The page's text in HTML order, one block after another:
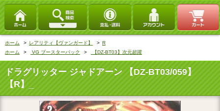
ホーム > レアリティ【ヴァンガード】 > R
ホーム
> VG ブースターパック > 【DZ-BT03】次元超躍
ドラグリッター ジャドアーン 【DZ-BT03/059】
【R】_